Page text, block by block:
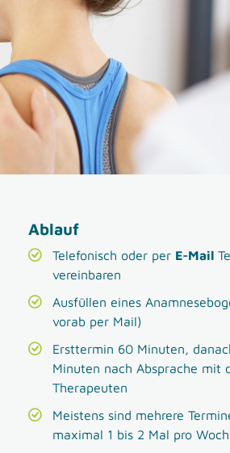
Ablauf
Telefonisch oder per E-Mail
vereinbaren
Ausfüllen eines
vorab per Mail)
Ersttermin 60 Minuten,
Minuten nach Absprache mit
Therapeuten
Meistens sind mehrere
maximal 1 bis 2 Mal pro